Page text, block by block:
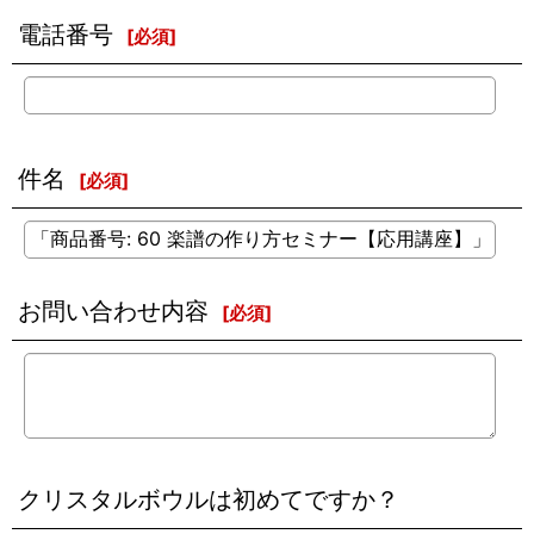
電話番号 [必須]
件名 [必須]
お問い合わせ内容 [必須]
クリスタルボウルは初めてですか？